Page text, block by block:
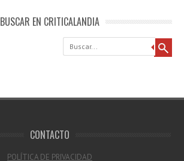
BUSCAR EN CRITICALANDIA
Buscar
CONTACTO
POLÍTICA DE PRIVACIDAD